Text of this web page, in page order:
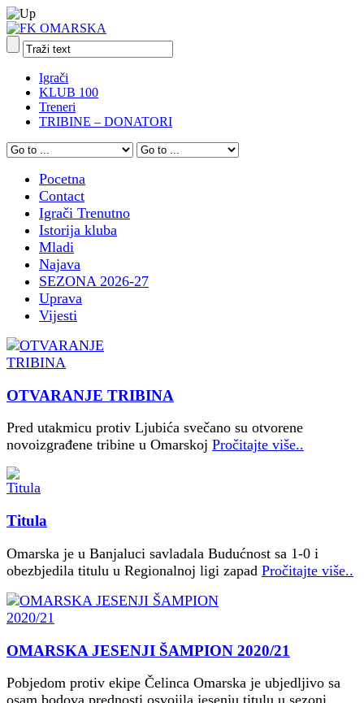
Igrači
KLUB 100
Treneri
TRIBINE – DONATORI
Pocetna
Contact
Igrači Trenutno
Istorija kluba
Mladi
Najava
SEZONA 2026-27
Uprava
Vijesti
OTVARANJE TRIBINA
Pred utakmicu protiv Ljubića svečano su otvorene
novoizgrađene tribine u Omarskoj Pročitajte više..
Titula
Omarska je u Banjaluci savladala Budućnost sa 1-0 i
obezbjedila titulu u Regionalnoj ligi zapad Pročitajte više..
OMARSKA JESENJI ŠAMPION 2020/21
Pobjedom protiv ekipe Čelinca Omarska je ubjedljivo sa